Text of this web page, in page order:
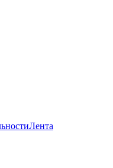
Лента